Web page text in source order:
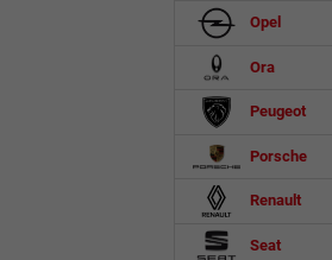
Opel
Ora
Peugeot
Porsche
Renault
Seat